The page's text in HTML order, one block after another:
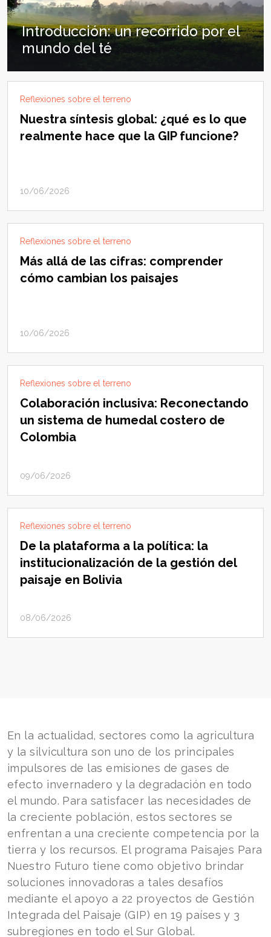
Introducción: un recorrido por el
mundo del té
Reflexiones sobre el terreno
Nuestra síntesis global: ¿qué es lo que
realmente hace que la GIP funcione?
10/06/2026
Reflexiones sobre el terreno
Más allá de las cifras: comprender
cómo cambian los paisajes
10/06/2026
Reflexiones sobre el terreno
Colaboración inclusiva: Reconectando
un sistema de humedal costero de
Colombia
09/06/2026
Reflexiones sobre el terreno
De la plataforma a la política: la
institucionalización de la gestión del
paisaje en Bolivia
08/06/2026
En la actualidad, sectores como la agricultura
y la silvicultura son uno de los principales
impulsores de las emisiones de gases de
efecto invernadero y la degradación en todo
el mundo. Para satisfacer las necesidades de
la creciente población, estos sectores se
enfrentan a una creciente competencia por la
tierra y los recursos. El programa Paisajes Para
Nuestro Futuro tiene como objetivo brindar
soluciones innovadoras a tales desafíos
mediante el apoyo a 22 proyectos de Gestión
Integrada del Paisaje (GIP) en 19 países y 3
subregiones en todo el Sur Global.